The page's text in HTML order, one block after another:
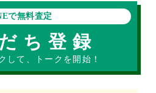
で無料査定
ち登録
して、トークを開始！